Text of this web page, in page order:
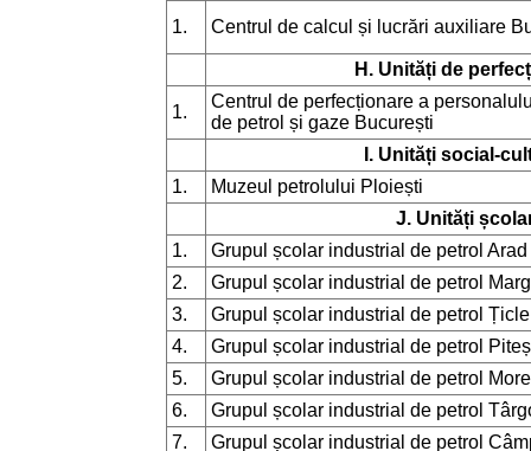
1. Centrul de calcul și lucrări auxiliare
H. Unități de
1.
Centrul de perfecționare a
de petrol și gaze București
I. Unități social-
1.
Muzeul petrolului Ploiești
J. Unități
1.
Grupul școlar industrial de petrol Arad
2.
Grupul școlar industrial de petrol
3.
Grupul școlar industrial de petrol
4.
Grupul școlar industrial de petrol
5.
Grupul școlar industrial de petrol
6.
Grupul școlar industrial de petrol
7.
Grupul școlar industrial de petrol